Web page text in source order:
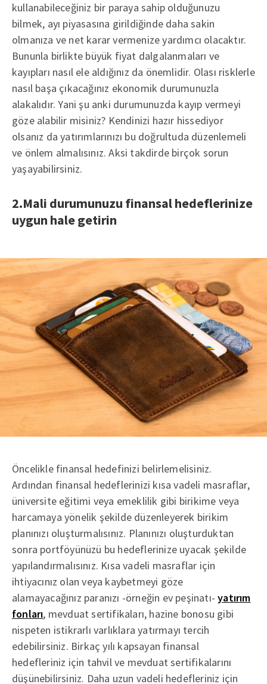
kullanabileceğiniz bir paraya sahip olduğunuzu
bilmek, ayı piyasasına girildiğinde daha sakin
olmanıza ve net karar vermenize yardımcı olacaktır.
Bununla birlikte büyük fiyat dalgalanmaları ve
kayıpları nasıl ele aldığınız da önemlidir. Olası risklerle
nasıl başa çıkacağınız ekonomik durumunuzla
alakalıdır. Yani şu anki durumunuzda kayıp vermeyi
göze alabilir misiniz? Kendinizi hazır hissediyor
olsanız da yatırımlarınızı bu doğrultuda düzenlemeli
ve önlem almalısınız. Aksi takdirde birçok sorun
yaşayabilirsiniz.
2.Mali durumunuzu finansal hedeflerinize
uygun hale getirin
Öncelikle finansal hedefinizi belirlemelisiniz.
Ardından finansal hedeflerinizi kısa vadeli masraflar,
üniversite eğitimi veya emeklilik gibi birikime veya
harcamaya yönelik şekilde düzenleyerek birikim
planınızı oluşturmalısınız. Planınızı oluşturduktan
sonra portföyünüzü bu hedeflerinize uyacak şekilde
yapılandırmalısınız. Kısa vadeli masraflar için
ihtiyacınız olan veya kaybetmeyi göze
alamayacağınız paranızı -örneğin ev peşinatı-yatırım
fonları, mevduat sertifikaları, hazine bonosu gibi
nispeten istikrarlı varlıklara yatırmayı tercih
edebilirsiniz. Birkaç yılı kapsayan finansal
hedefleriniz için tahvil ve mevduat sertifikalarını
düşünebilirsiniz. Daha uzun vadeli hedefleriniz için